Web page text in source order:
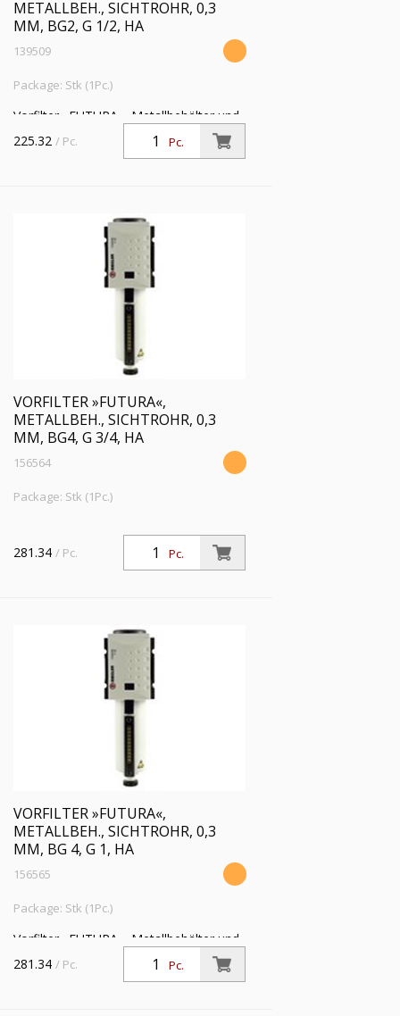
METALLBEH., SICHTROHR, 0,3
ΜM, BG2, G 1/2, HA
139509
Package: Stk (1Pc.)
Vorfilter »FUTURA«, Metallbehälter und
Sichtrohr, 0,3 µm, BG 2, G 1/2, PE 1,5 -
16 bar, Temp. -10 °C bis 50 °C,
Pc.
225.32 / Pc.
VORFILTER »FUTURA«,
METALLBEH., SICHTROHR, 0,3
ΜM, BG4, G 3/4, HA
156564
Package: Stk (1Pc.)
Pc.
281.34 / Pc.
VORFILTER »FUTURA«,
METALLBEH., SICHTROHR, 0,3
ΜM, BG 4, G 1, HA
156565
Package: Stk (1Pc.)
Vorfilter »FUTURA«, Metallbehälter und
Sichtrohr, 0,3 µm, BG 4, G 1, PE 1,5 - 16
bar, Temp. -10 °C bis 50 °C,
Pc.
281.34 / Pc.